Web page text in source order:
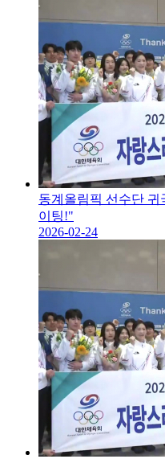
동계올림픽 선수단
이팅!"
2026-02-24